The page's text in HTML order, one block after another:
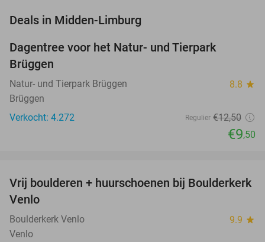
Deals in Midden-Limburg
Dagentree voor het Natur- und Tierpark
Brüggen
Natur- und Tierpark Brüggen 8.8 star
Brüggen
Verkocht: 4.272
Regulier €12,50
€9,50
30%
TODAY
Vrij boulderen + huurschoenen bij Boulderkerk
Venlo
Boulderkerk Venlo 9.9 star
Venlo